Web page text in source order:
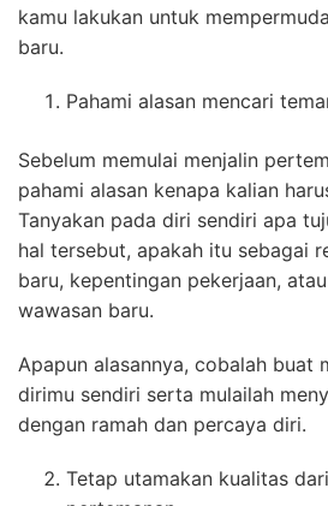
kamu lakukan untuk
baru.
Pahami alasan mencari
Sebelum memulai menjalin
pahami alasan kenapa kalian
Tanyakan pada diri sendiri apa
hal tersebut, apakah itu sebagai
baru, kepentingan pekerjaan,
wawasan baru.
Apapun alasannya, cobalah buat
dirimu sendiri serta mulailah
dengan ramah dan percaya diri.
Tetap utamakan kualitas